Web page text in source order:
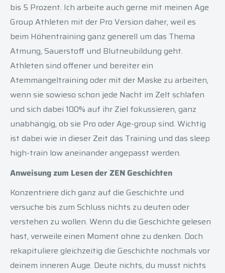
bis 5 Prozent. Ich arbeite auch gerne mit meinen Age
Group Athleten mit der Pro Version daher, weil es
beim Höhentraining ganz generell um das Thema
Atmung, Sauerstoff und Blutneubildung geht.
Athleten sind offener und bereiter ein
Atemmangeltraining oder mit der Maske zu arbeiten,
wenn sie sowieso schon jede Nacht im Zelt schlafen
und sich dabei 100% auf ihr Ziel fokussieren, ganz
unabhängig, ob sie Pro oder Age-group sind. Wichtig
ist dabei wie in dieser Zeit das Training und das sleep
high-train low aneinander angepasst werden.
Anweisung zum Lesen der ZEN Geschichten
Konzentriere dich ganz auf die Geschichte und
versuche bis zum Schluss nichts zu deuten oder
verstehen zu wollen. Wenn du die Geschichte gelesen
hast, verweile einen Moment ohne zu denken. Doch
rekapituliere gleichzeitig die Geschichte nochmals vor
deinem inneren Auge. Deute nichts, du musst nichts